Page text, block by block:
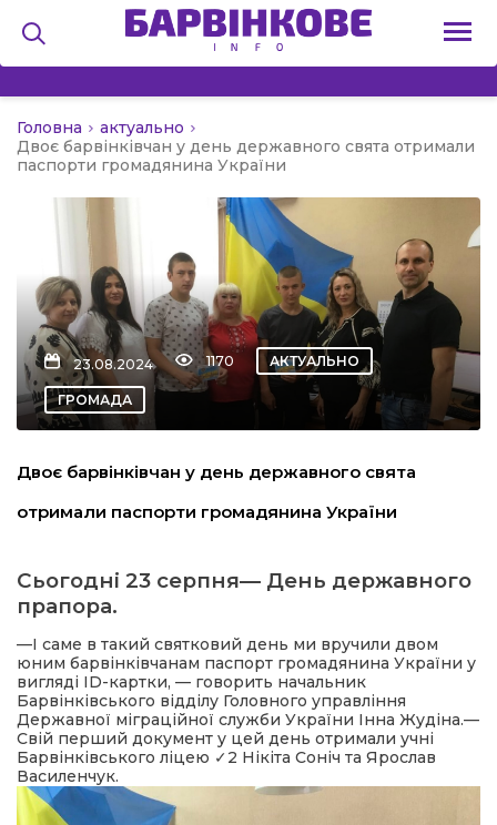
Головна
актуально
Двоє барвінківчан у день державного свята отримали
паспорти громадянина України
23.08.2024 1170 АКТУАЛЬНО
ГРОМАДА
Двоє барвінківчан у день державного свята
отримали паспорти громадянина України
Сьогодні 23 серпня— День державного
прапора.
—І саме в такий святковий день ми вручили двом
юним барвінківчанам паспорт громадянина України у
вигляді ID-картки, — говорить начальник
Барвінківського відділу Головного управління
Державної міграційної служби України Інна Жудіна.—
Свій перший документ у цей день отримали учні
Барвінківського ліцею ✓2 Нікіта Соніч та Ярослав
Василенчук.